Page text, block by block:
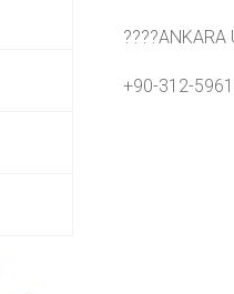
????ANKARA
+90-312-